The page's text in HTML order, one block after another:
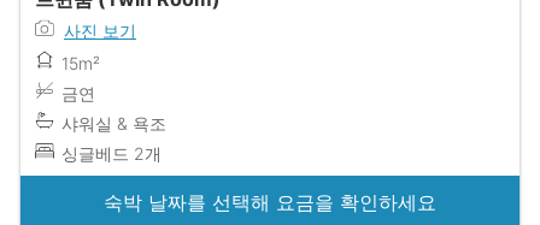
사진 보기
15m²
금연
샤워실 & 욕조
싱글베드 2개
숙박 날짜를 선택해 요금을 확인하세요